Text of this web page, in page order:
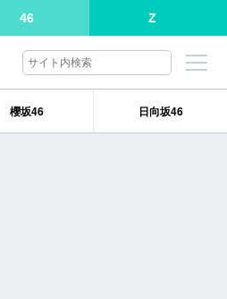
46 Z
櫻坂46 日向坂46